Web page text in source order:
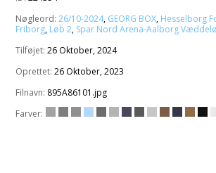
Nøgleord: 26/10-2024, GEORG BOX, Hesselborg
Friborg, Løb 2, Spar Nord Arena-Aalborg
Tilføjet: 26 Oktober, 2024
Oprettet: 26 Oktober, 2023
Filnavn: 895A86101.jpg
Farver: